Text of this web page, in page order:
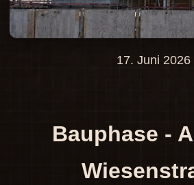
17. Juni 2026
Bauphase -